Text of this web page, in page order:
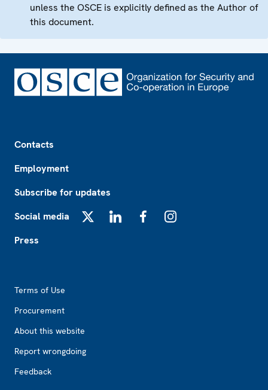
unless the OSCE is explicitly defined as the Author of
this document.
Contacts
Employment
Subscribe for updates
Social media
Press
Terms of Use
Procurement
About this website
Report wrongdoing
Feedback